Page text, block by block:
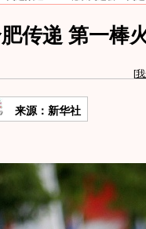
传递 第一棒
[
来源：新华社